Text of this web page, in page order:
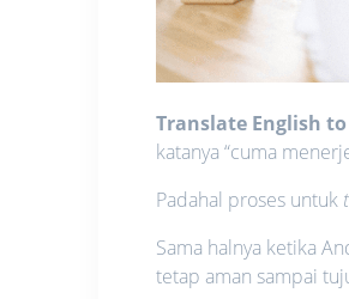
Translate English
katanya “cuma
Padahal proses untuk
Sama halnya ketika
tetap aman sampai